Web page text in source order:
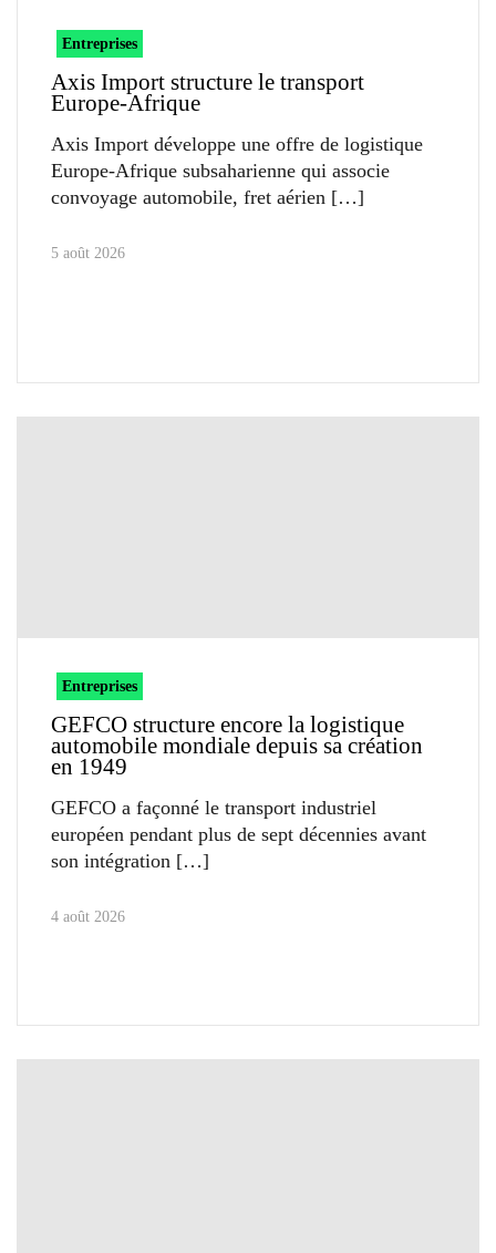
Entreprises
Axis Import structure le transport
Europe-Afrique
Axis Import développe une offre de logistique
Europe-Afrique subsaharienne qui associe
convoyage automobile, fret aérien
5 août 2026
Entreprises
GEFCO structure encore la logistique
automobile mondiale depuis sa création
en 1949
GEFCO a façonné le transport industriel
européen pendant plus de sept décennies avant
son intégration
4 août 2026